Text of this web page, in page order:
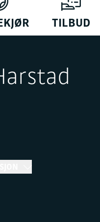
TILBUD